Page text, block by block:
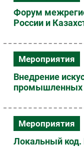
Форум
России и
Мероприятия
Внедрение
промышленных
Мероприятия
Локальный код.